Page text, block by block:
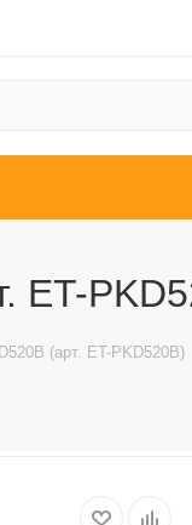
ET-
(арт. ET-PKD520B)